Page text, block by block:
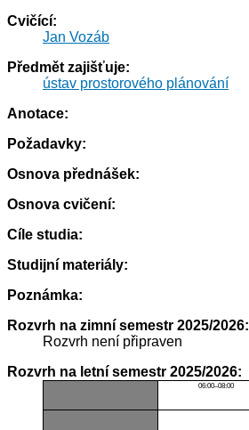
Cvičící:
Jan Vozáb
Předmět zajišťuje:
ústav prostorového plánování
Anotace:
Požadavky:
Osnova přednášek:
Osnova cvičení:
Cíle studia:
Studijní materiály:
Poznámka:
Rozvrh na zimní semestr 2025/2026:
Rozvrh není připraven
Rozvrh na letní semestr 2025/2026:
06:00–08:00